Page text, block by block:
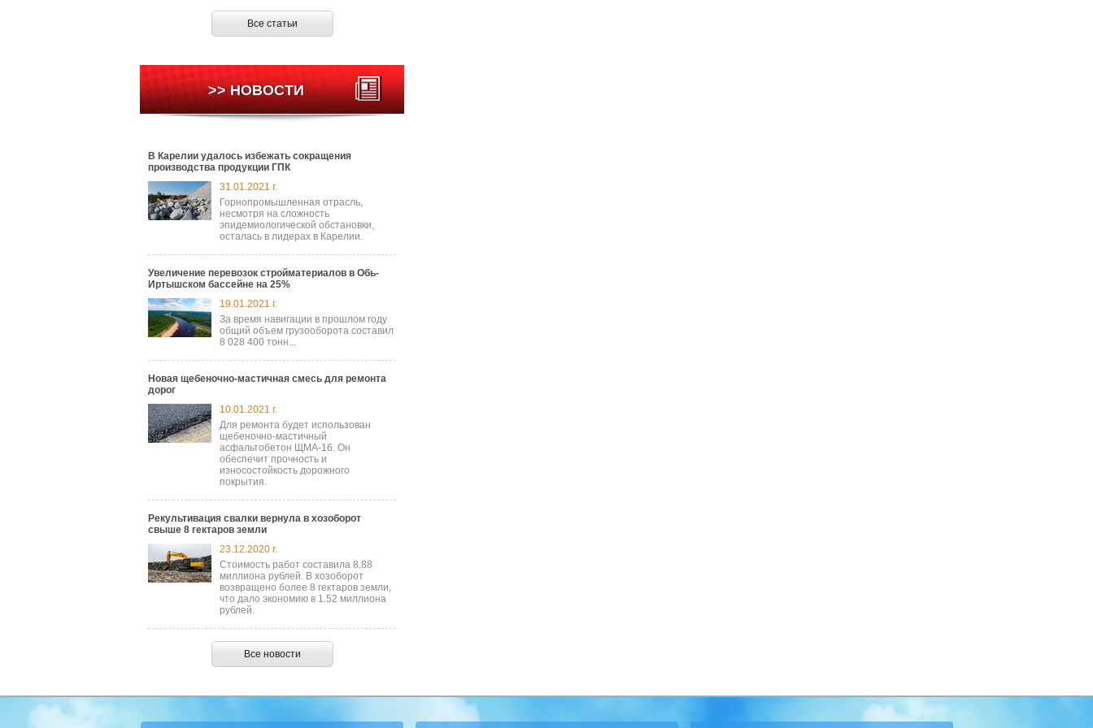
Все статьи
>> НОВОСТИ
В Карелии удалось избежать сокращения
производства продукции ГПК
31.01.2021 г.
Горнопромышленная отрасль,
несмотря на сложность
эпидемиологической обстановки,
осталась в лидерах в Карелии.
Увеличение перевозок стройматериалов в Обь-
Иртышском бассейне на 25%
19.01.2021 г.
За время навигации в прошлом году
общий объем грузооборота составил
8 028 400 тонн...
Новая щебеночно-мастичная смесь для ремонта
дорог
10.01.2021 г.
Для ремонта будет использован
щебеночно-мастичный
асфальтобетон ЩМА-16. Он
обеспечит прочность и
износостойкость дорожного
покрытия.
Рекультивация свалки вернула в хозоборот
свыше 8 гектаров земли
23.12.2020 г.
Стоимость работ составила 8.88
миллиона рублей. В хозоборот
возвращено более 8 гектаров земли,
что дало экономию в 1.52 миллиона
рублей.
Все новости